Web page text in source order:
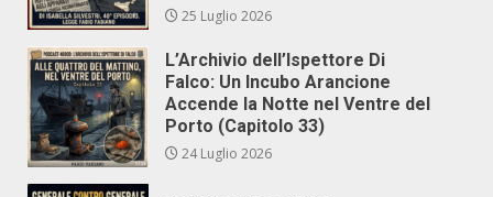
25 Luglio 2026
L’Archivio dell’Ispettore Di
Falco: Un Incubo Arancione
Accende la Notte nel Ventre del
Porto (Capitolo 33)
24 Luglio 2026